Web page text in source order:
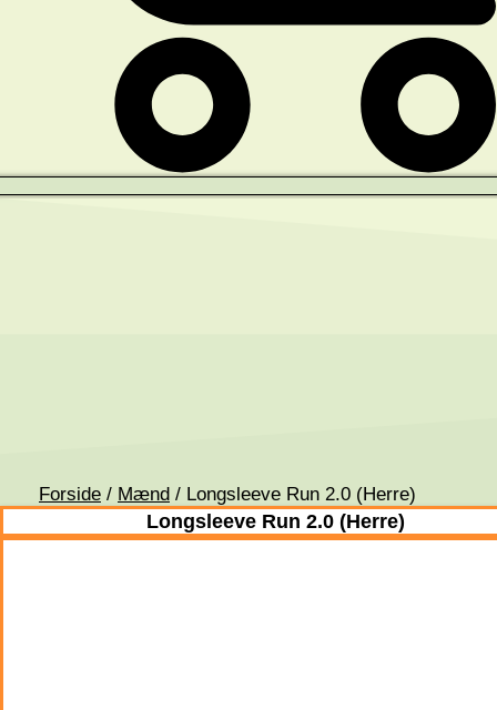
Forside / Mænd / Longsleeve Run 2.0 (Herre)
Longsleeve Run 2.0 (Herre)